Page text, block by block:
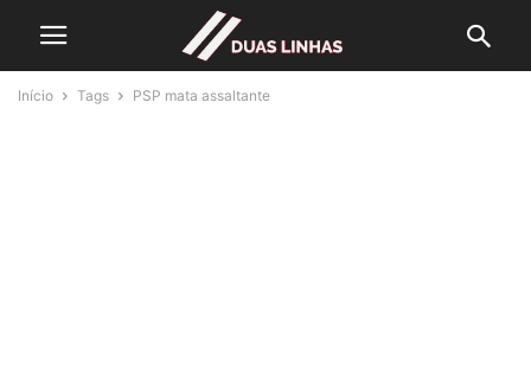
Início Tags PSP mata assaltante